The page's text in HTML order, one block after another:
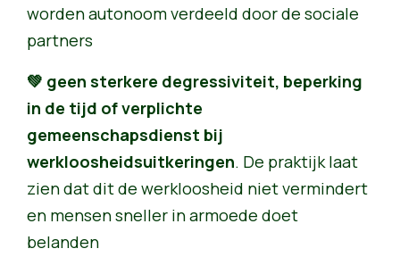
worden autonoom verdeeld door de sociale
partners
💚 geen sterkere degressiviteit, beperking
in de tijd of verplichte
gemeenschapsdienst bij
werkloosheidsuitkeringen. De praktijk laat
zien dat dit de werkloosheid niet vermindert
en mensen sneller in armoede doet
belanden